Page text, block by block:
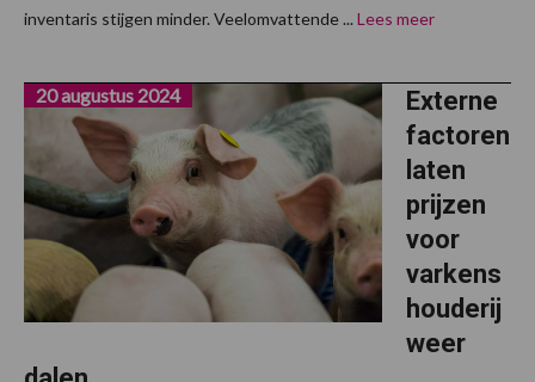
inventaris stijgen minder. Veelomvattende ... Lees meer
Externe
factoren
laten
prijzen
voor
varkens
houderij
weer
20 augustus 2024